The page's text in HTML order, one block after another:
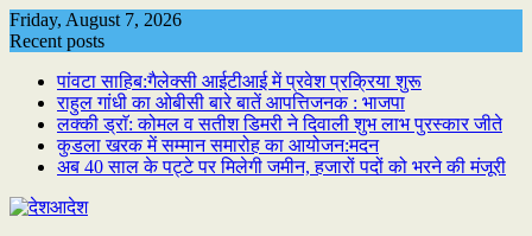
Skip
to
Friday, August 7, 2026
Recent posts
पांवटा साहिब:गैलेक्सी आईटीआई में प्रवेश प्रक्रिया शुरू
राहुल गांधी का ओबीसी बारे बातें आपत्तिजनक : भाजपा
लक्की ड्राॅ: कोमल व सतीश डिमरी ने दिवाली शुभ लाभ पुरस्कार जीते
कुडला खरक में सम्मान समारोह का आयोजन:मदन
अब 40 साल के पट्टे पर मिलेगी जमीन, हजारों पदों को भरने की मंजूरी